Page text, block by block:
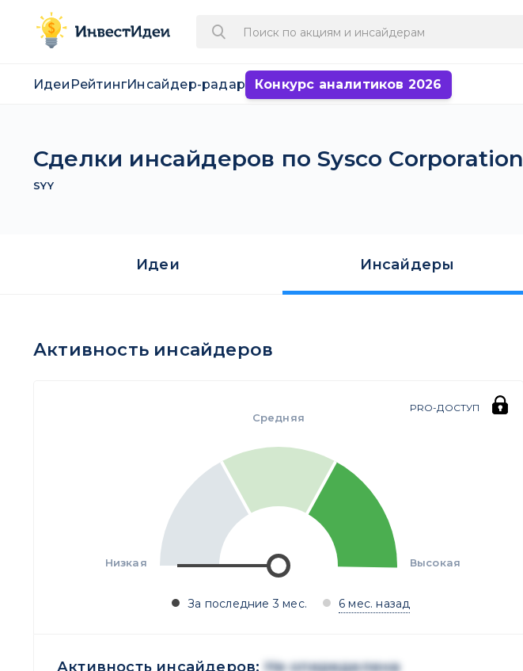
Идеи РейтингИнсайдер-радар Конкурс аналитиков 2026
Сделки инсайдеров по Sysco Corporation
SYY
Идеи Инсайдеры
Активность инсайдеров
PRO-ДОСТУП
Низкая Высокая
Средняя
За последние 3 мес. 6 мес. назад
Активность инсайдеров: Не опеределена